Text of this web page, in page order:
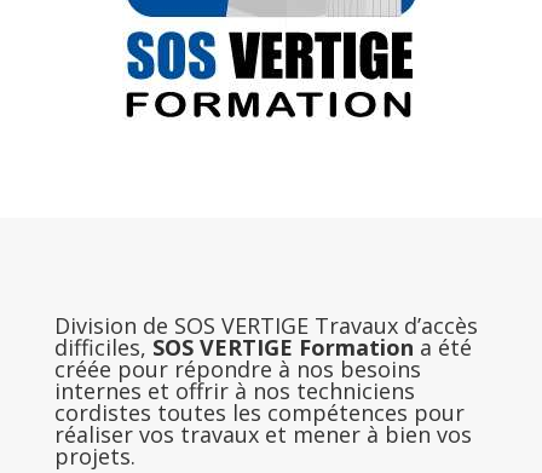
Division de SOS VERTIGE Travaux d’accès
difficiles, SOS VERTIGE Formation a été
créée pour répondre à nos besoins
internes et offrir à nos techniciens
cordistes toutes les compétences pour
réaliser vos travaux et mener à bien vos
projets.